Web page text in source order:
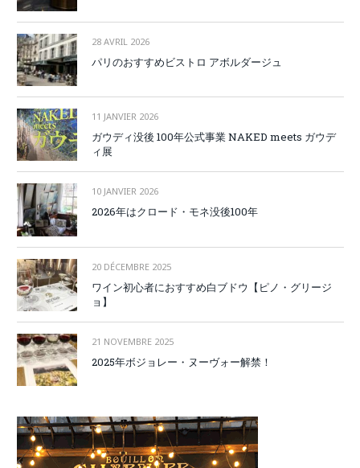
28 AVRIL 2026
パリのおすすめビストロ アボルダージュ
11 JANVIER 2026
ガウディ没後 100年公式事業 NAKED meets ガウデ
ィ展
10 JANVIER 2026
2026年はクロード・モネ没後100年
20 DÉCEMBRE 2025
ワイン初心者におすすめ白ブドウ【ピノ・グリージ
ョ】
21 NOVEMBRE 2025
2025年ボジョレー・ヌーヴォー解禁！